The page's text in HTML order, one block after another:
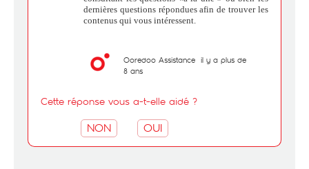
dernières questions répondues afin de trouver les
contenus qui vous intéressent.
Ooredoo Assistance il y a plus de
8 ans
Cette réponse vous a-t-elle aidé ?
NON OUI